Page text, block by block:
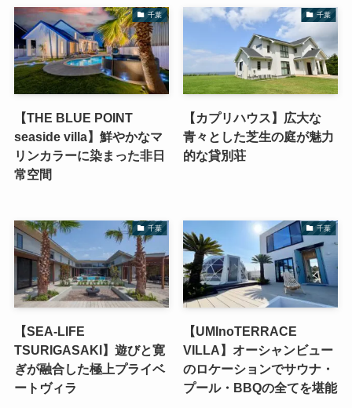
千葉
【THE BLUE POINT
seaside villa】鮮やかなマ
リンカラーに染まった非日
常空間
千葉
【カプリハウス】広大な
青々とした芝生の庭が魅力
的な貸別荘
千葉
【SEA-LIFE
TSURIGASAKI】遊びと寛
ぎが融合した極上プライベ
ートヴィラ
千葉
【UMInoTERRACE
VILLA】オーシャンビュー
のロケーションでサウナ・
プール・BBQの全てを堪能